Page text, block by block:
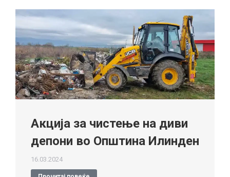
Акција за чистење на диви
депони во Општина Илинден
16.03.2024